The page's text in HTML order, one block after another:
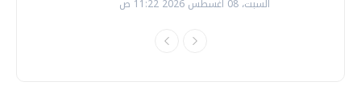
السبت، 08 اغسطس 2026 11:22 ص